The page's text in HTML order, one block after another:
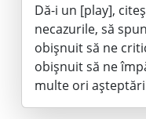
Dă-i un [play],
necazurile, să
obișnuit să ne
obișnuit să ne
multe ori